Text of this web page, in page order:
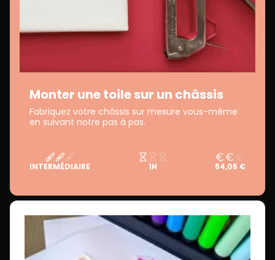
Monter une toile sur un châssis
Fabriquez votre châssis sur mesure vous-même
en suivant notre pas à pas.
INTERMÉDIAIRE 1H 54,05 €